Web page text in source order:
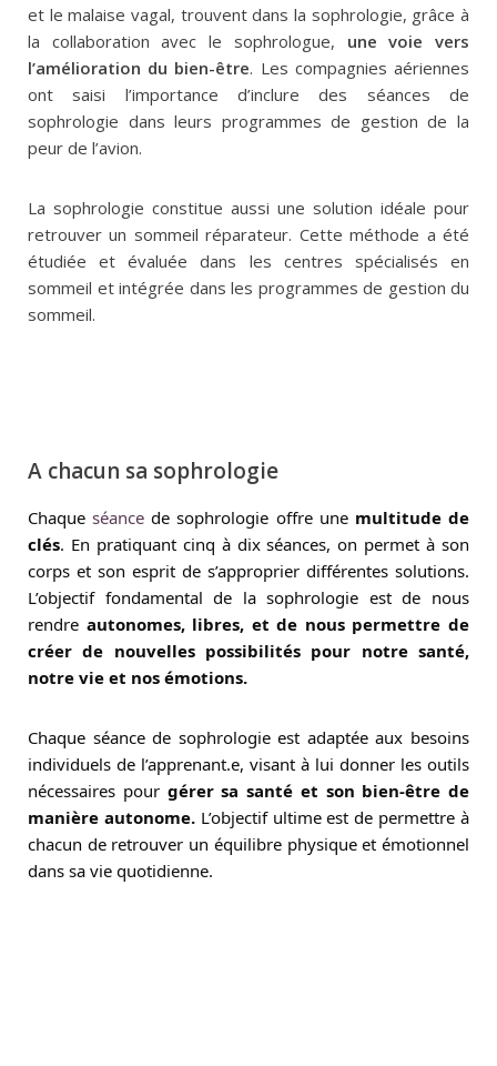
et le malaise vagal, trouvent dans la sophrologie, grâce à
la collaboration avec le sophrologue, une voie vers
l’amélioration du bien-être. Les compagnies aériennes
ont saisi l’importance d’inclure des séances de
sophrologie dans leurs programmes de gestion de la
peur de l’avion.
La sophrologie constitue aussi une solution idéale pour
retrouver un sommeil réparateur. Cette méthode a été
étudiée et évaluée dans les centres spécialisés en
sommeil et intégrée dans les programmes de gestion du
sommeil.
A chacun sa sophrologie
Chaqueséance de sophrologie offre une multitude de
clés. En pratiquant cinq à dix séances, on permet à son
corps et son esprit de s’approprier différentes solutions.
L’objectif fondamental de la sophrologie est de nous
rendre autonomes, libres, et de nous permettre de
créer de nouvelles possibilités pour notre santé,
notre vie et nos émotions.
Chaque séance de sophrologie est adaptée aux besoins
individuels de l’apprenant.e, visant à lui donner les outils
nécessaires pour gérer sa santé et son bien-être de
manière autonome.L’objectif ultime est de permettre à
chacun de retrouver un équilibre physique et émotionnel
dans sa vie quotidienne.